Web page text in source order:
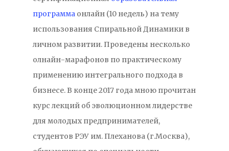
программа онлайн (10 недель) на тему
использования Спиральной Динамики в
личном развитии. Проведены несколько
олнайн-марафонов по практическому
применению интегрального подхода в
бизнесе. В конце 2017 года мною прочитан
курс лекций об эволюционном лидерстве
для молодых предпринимателей,
студентов РЭУ им. Плеханова (г.Москва),